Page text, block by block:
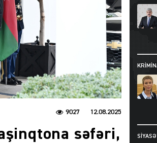
12.08.2025
9027
səfəri,